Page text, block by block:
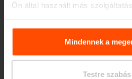
Ön által használt más
További információért kérjük,
Relating to the Processing.
Mindennek a
Testre szabás